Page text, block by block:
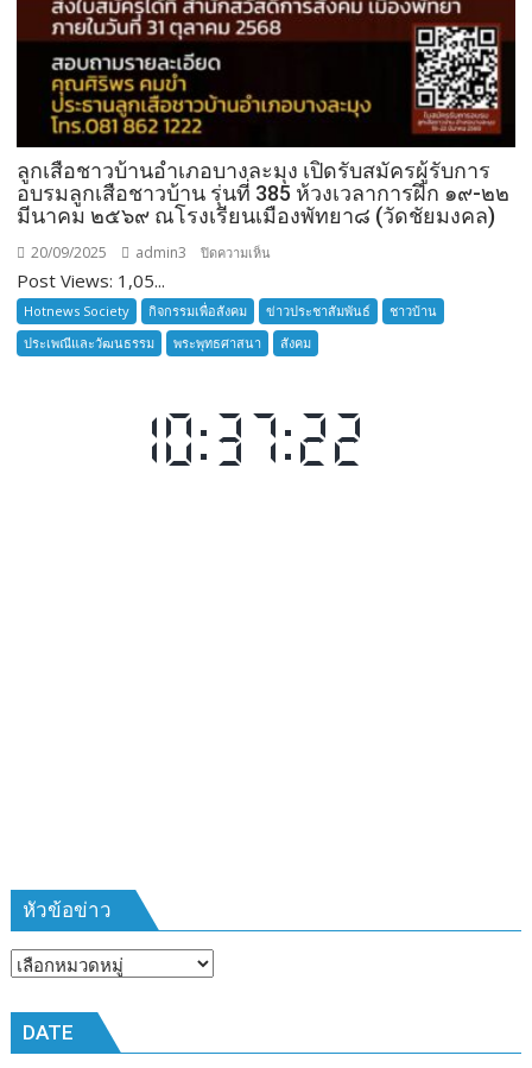
ลูกเสือชาวบ้านอำเภอบางละมุง เปิดรับสมัครผู้รับการ
อบรมลูกเสือชาวบ้าน รุ่นที่ 385 ห้วงเวลาการฝึก ๑๙-๒๒
มีนาคม ๒๕๖๙ ณโรงเรียนเมืองพัทยา๘ (วัดชัยมงคล)
20/09/2025 admin3 ปิดความเห็น
เสือ
ชาว
บ้าน
เปิด
รับ
๒๕๖๙
Post Views: 1,05...
Hotnews Society กิจกรรมเพื่อสังคม ข่าวประชาสัมพันธ์
ชาวบ้าน
ประเพณีและวัฒนธรรม
พระพุทธศาสนา สังคม
หัวข้อข่าว
หัวข้อ
DATE